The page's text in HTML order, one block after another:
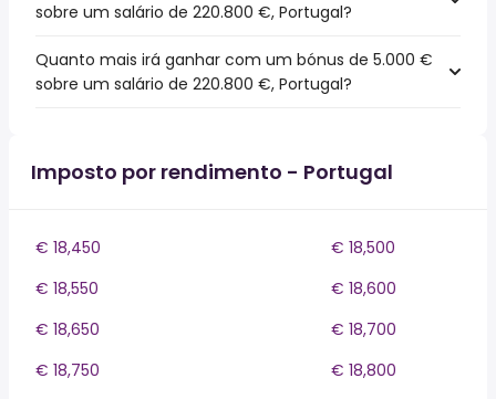
sobre um salário de 220.800 €, Portugal?
Quanto mais irá ganhar com um bónus de 5.000 €
sobre um salário de 220.800 €, Portugal?
Imposto por rendimento - Portugal
€ 18,450
€ 18,500
€ 18,550
€ 18,600
€ 18,650
€ 18,700
€ 18,750
€ 18,800